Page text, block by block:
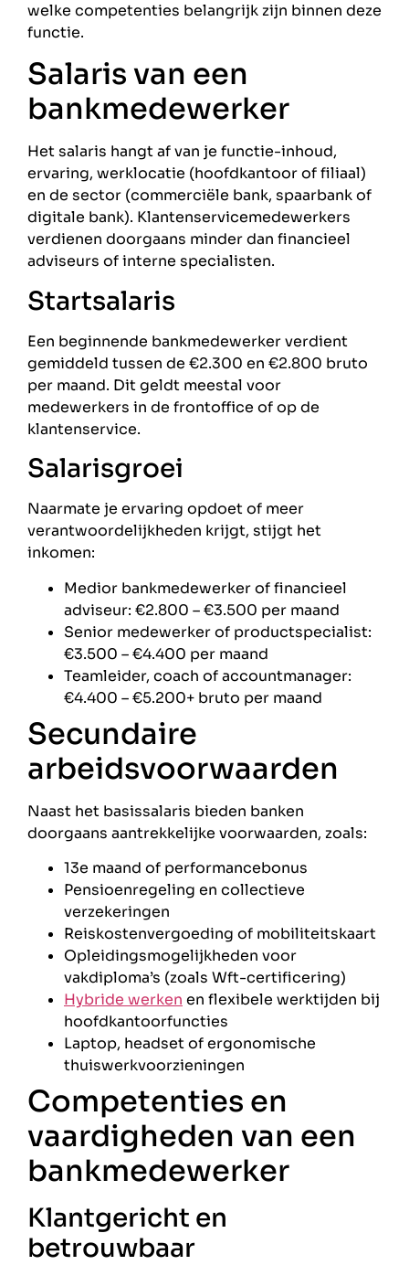
welke competenties belangrijk zijn binnen deze
functie.
Salaris van een
bankmedewerker
Het salaris hangt af van je functie-inhoud,
ervaring, werklocatie (hoofdkantoor of filiaal)
en de sector (commerciële bank, spaarbank of
digitale bank). Klantenservicemedewerkers
verdienen doorgaans minder dan financieel
adviseurs of interne specialisten.
Startsalaris
Een beginnende bankmedewerker verdient
gemiddeld tussen de €2.300 en €2.800 bruto
per maand. Dit geldt meestal voor
medewerkers in de frontoffice of op de
klantenservice.
Salarisgroei
Naarmate je ervaring opdoet of meer
verantwoordelijkheden krijgt, stijgt het
inkomen:
Medior bankmedewerker of financieel
adviseur: €2.800 – €3.500 per maand
Senior medewerker of productspecialist:
€3.500 – €4.400 per maand
Teamleider, coach of accountmanager:
€4.400 – €5.200+ bruto per maand
Secundaire
arbeidsvoorwaarden
Naast het basissalaris bieden banken
doorgaans aantrekkelijke voorwaarden, zoals:
13e maand of performancebonus
Pensioenregeling en collectieve
verzekeringen
Reiskostenvergoeding of mobiliteitskaart
Opleidingsmogelijkheden voor
vakdiploma’s (zoals Wft-certificering)
Hybride werken en flexibele werktijden bij
hoofdkantoorfuncties
Laptop, headset of ergonomische
thuiswerkvoorzieningen
Competenties en
vaardigheden van een
bankmedewerker
Klantgericht en
betrouwbaar